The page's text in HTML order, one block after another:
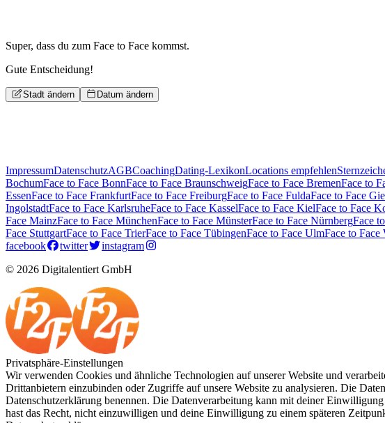
Super, dass du zum Face to Face kommst.
Gute Entscheidung!
Stadt ändern Datum ändern
ImpressumDatenschutzAGBCoachingDating-LexikonLocations empfehlen
BochumFace to Face BonnFace to Face BraunschweigFace to Face BremenFace to
EssenFace to Face FrankfurtFace to Face FreiburgFace to Face FuldaFace to Face
IngolstadtFace to Face KarlsruheFace to Face KasselFace to Face KielFace to Face
Face MainzFace to Face MünchenFace to Face MünsterFace to Face NürnbergFace
Face StuttgartFace to Face TrierFace to Face TübingenFace to Face UlmFace to Face
facebook
twitter
instagram
© 2026 Digitalentiert GmbH
Privatsphäre-Einstellungen
Wir verwenden Cookies und ähnliche Technologien auf unserer Website und
Drittanbietern einzubinden oder Zugriffe auf unsere Website zu analysieren. Die
Datenschutzerklärung benennen. Die Datenverarbeitung kann mit deiner
hast das Recht, nicht einzuwilligen und deine Einwilligung zu einem späteren